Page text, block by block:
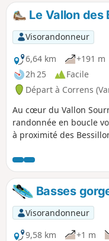
Le Vallon des
Visorandonneur
6,64 km
+191 m
2h 25
Facile
Départ à Correns
Au cœur du Vallon
randonnée en boucle
à proximité des
fera le plus grand bien.
Basses
Visorandonneur
9,58 km
+1 m